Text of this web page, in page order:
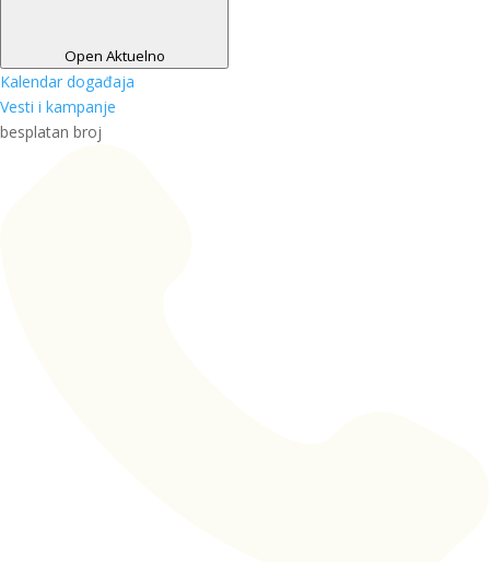
Open Aktuelno
Kalendar događaja
Vesti i kampanje
besplatan broj